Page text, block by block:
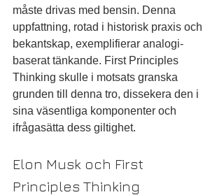
måste drivas med bensin. Denna
uppfattning, rotad i historisk praxis och
bekantskap, exemplifierar analogi-
baserat tänkande. First Principles
Thinking skulle i motsats granska
grunden till denna tro, dissekera den i
sina väsentliga komponenter och
ifrågasätta dess giltighet.
Elon Musk och First
Principles Thinking